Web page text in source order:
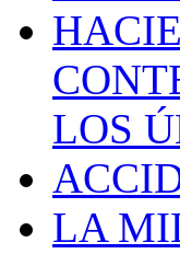
LOS
LA